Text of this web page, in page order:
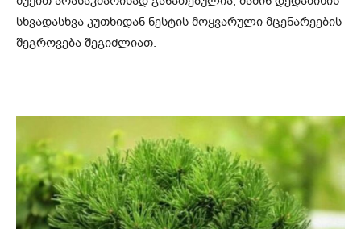
სხვადასხვა კუთხიდან ნესტის მოყვარული მცენარეების
შეგროვება შეგიძლიათ.